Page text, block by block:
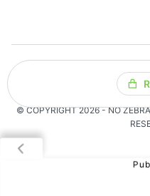
Jobs
Política de Privacidade
Solicitação de Exclusão de
Click Jogos
The Brief
© COPYRIGHT2026- NO